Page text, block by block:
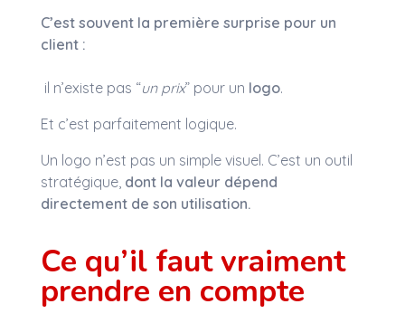
C’est souvent la première surprise pour un
client :
il n’existe pas “un prix” pour un logo.
Et c’est parfaitement logique.
Un logo n’est pas un simple visuel. C’est un outil
stratégique, dont la valeur dépend
directement de son utilisation.
Ce qu’il faut vraiment
prendre en compte